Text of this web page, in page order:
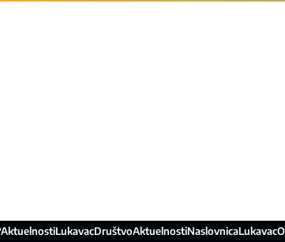
AktuelnostiLukavacDruštvoAktuelnostiNaslovnicaLukavac